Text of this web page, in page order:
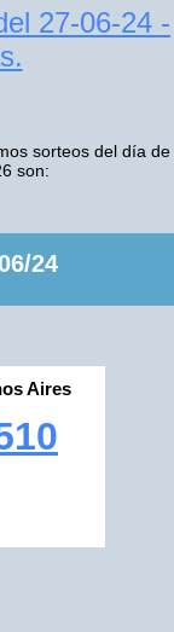
27-06-24 -
sorteos del día de
son:
24
Aires